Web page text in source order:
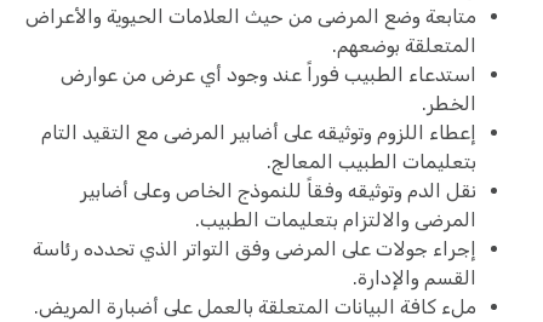
متابعة وضع المرضى من حيث العلامات الحيوية والأعراض
المتعلقة بوضعهم.
استدعاء الطبيب فوراً عند وجود أي عرض من عوارض
الخطر.
إعطاء اللزوم وتوثيقه على أضابير المرضى مع التقيد التام
بتعليمات الطبيب المعالج.
نقل الدم وتوثيقه وفقاً للنموذج الخاص وعلى أضابير
المرضى والالتزام بتعليمات الطبيب.
إجراء جولات على المرضى وفق التواتر الذي تحدده رئاسة
القسم والإدارة.
ملء كافة البيانات المتعلقة بالعمل على أضبارة المريض.